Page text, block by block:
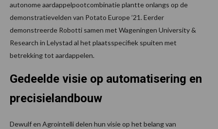
autonome aardappelpootcombinatie plantte onlangs op de
demonstratievelden van Potato Europe ’21. Eerder
demonstreerde Robotti samen met Wageningen University &
Research in Lelystad al het plaatsspecifiek spuiten met
betrekking tot aardappelen.
Gedeelde visie op automatisering en
precisielandbouw
Dewulf en Agrointelli delen hun visie op het belang van